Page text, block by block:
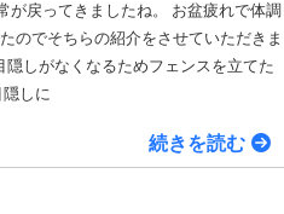
戻ってきましたね。 お盆疲れで体調
のでそちらの紹介をさせていただきま
しがなくなるためフェンスを立てた
しに
続きを読む